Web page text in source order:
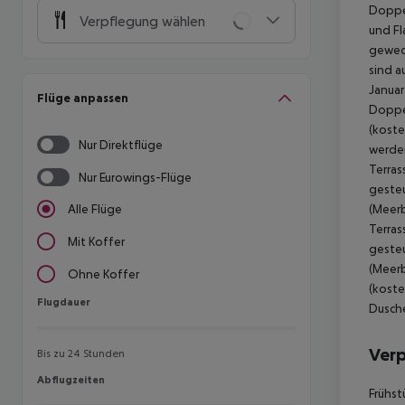
Verpflegung wählen
Flüge anpassen
Nur Direktflüge
Nur Eurowings-Flüge
Alle Flüge
Mit Koffer
Ohne Koffer
Flugdauer
Flugdauer
Bis zu 24 Stunden
Abflugzeiten
Abflugzeiten
und
sind